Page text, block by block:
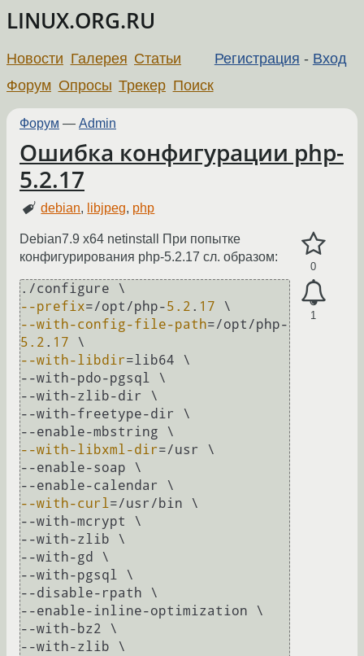
LINUX.ORG.RU
Регистрация - Вход
Новости Галерея Статьи
Форум Опросы Трекер Поиск
Форум — Admin
Ошибка конфигурации php-
5.2.17
debian, libjpeg, php
0
1
Debian7.9 x64 netinstall При попытке
конфигурирования php-5.2.17 сл. образом:
--prefix=/opt/php-5.2 . 17
--with-config-file-path=/opt/php-
5.2 . 17
--with-libdir=lib64 \
--with-pdo-pgsql \
--with-zlib-dir \
--with-freetype-dir \
--with-libxml-dir=/usr \
--enable-soap \
--with-curl=/usr/bin \
--with-mcrypt \
--with-zlib \
--with-gd \
--with-pgsql \
--disable-rpath \
--enable-inline-optimization \
--with-bz2 \
--with-zlib \